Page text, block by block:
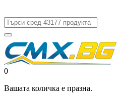
0
Вашата количка е празна.